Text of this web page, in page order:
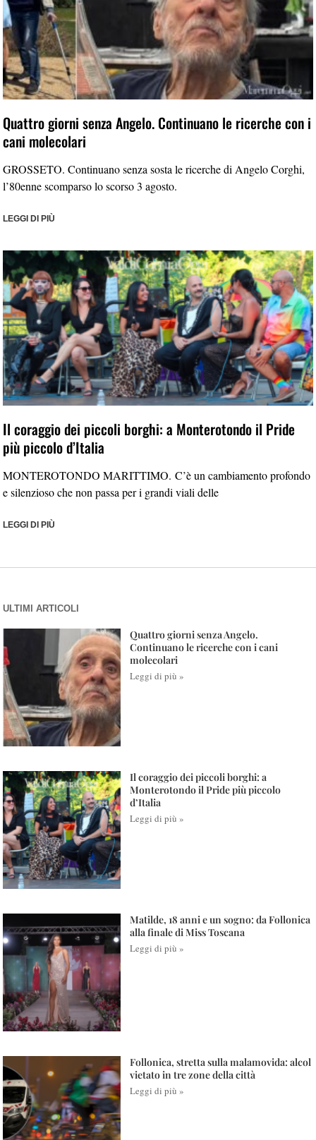
Quattro giorni senza Angelo. Continuano le ricerche con i
cani molecolari
GROSSETO. Continuano senza sosta le ricerche di Angelo Corghi,
l’80enne scomparso lo scorso 3 agosto.
LEGGI DI PIÙ
Il coraggio dei piccoli borghi: a Monterotondo il Pride
più piccolo d’Italia
MONTEROTONDO MARITTIMO. C’è un cambiamento profondo
e silenzioso che non passa per i grandi viali delle
LEGGI DI PIÙ
ULTIMI ARTICOLI
Quattro giorni senza Angelo.
Continuano le ricerche con i cani
molecolari
Leggi di più »
Il coraggio dei piccoli borghi: a
Monterotondo il Pride più piccolo
d’Italia
Leggi di più »
Matilde, 18 anni e un sogno: da Follonica
alla finale di Miss Toscana
Leggi di più »
Follonica, stretta sulla malamovida: alcol
vietato in tre zone della città
Leggi di più »